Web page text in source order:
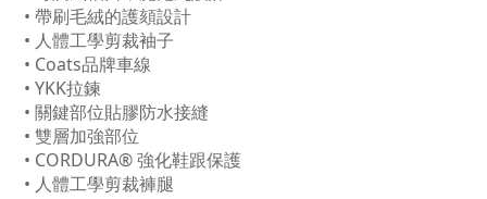
• 帶刷毛絨的護頦設計
• 人體工學剪裁袖子
• Coats品牌車線
• YKK拉鍊
• 關鍵部位貼膠防水接縫
• 雙層加強部位
• CORDURA® 強化鞋跟保護
• 人體工學剪裁褲腿